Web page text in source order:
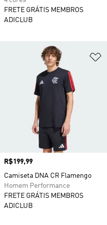
FRETE GRÁTIS MEMBROS
ADICLUB
Preço
R$199,99
Camiseta DNA CR Flamengo
Homem Performance
FRETE GRÁTIS MEMBROS
ADICLUB